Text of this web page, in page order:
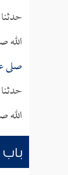
صلى
حدثنا
الله
باب